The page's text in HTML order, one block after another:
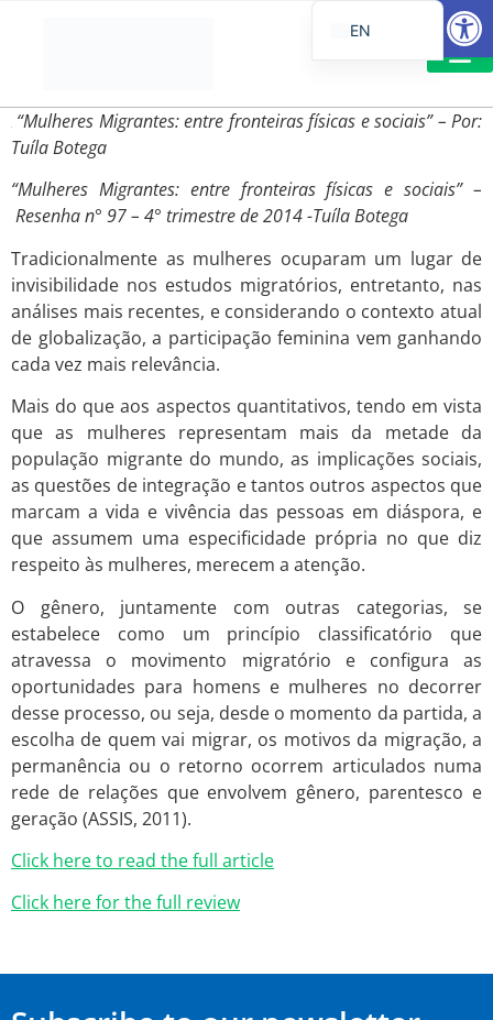
“Mulheres Migrantes: entre fronteiras físicas e sociais” – Por:
Tuíla Botega
“Mulheres Migrantes: entre fronteiras físicas e sociais” –
Resenha n° 97 – 4° trimestre de 2014 -Tuíla Botega
Tradicionalmente as mulheres ocuparam um lugar de
invisibilidade nos estudos migratórios, entretanto, nas
análises mais recentes, e considerando o contexto atual
de globalização, a participação feminina vem ganhando
cada vez mais relevância.
Mais do que aos aspectos quantitativos, tendo em vista
que as mulheres representam mais da metade da
população migrante do mundo, as implicações sociais,
as questões de integração e tantos outros aspectos que
marcam a vida e vivência das pessoas em diáspora, e
que assumem uma especificidade própria no que diz
respeito às mulheres, merecem a atenção.
O gênero, juntamente com outras categorias, se
estabelece como um princípio classificatório que
atravessa o movimento migratório e configura as
oportunidades para homens e mulheres no decorrer
desse processo, ou seja, desde o momento da partida, a
escolha de quem vai migrar, os motivos da migração, a
permanência ou o retorno ocorrem articulados numa
rede de relações que envolvem gênero, parentesco e
geração (ASSIS, 2011).
Click here to read the full article
Click here for the full review
EN
IT